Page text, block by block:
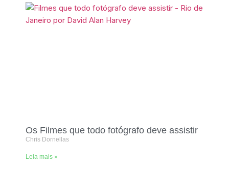
Os Filmes que todo fotógrafo deve assistir
Chris Dornellas
Leia mais »